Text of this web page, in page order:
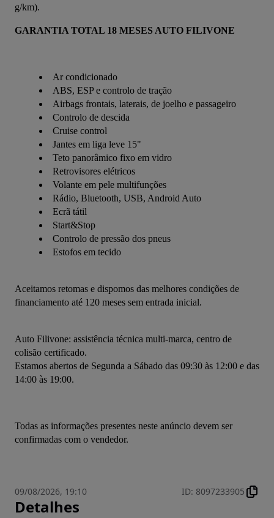
g/km).
GARANTIA TOTAL 18 MESES AUTO FILIVONE
Ar condicionado
ABS, ESP e controlo de tração
Airbags frontais, laterais, de joelho e passageiro
Controlo de descida
Cruise control
Jantes em liga leve 15"
Teto panorâmico fixo em vidro
Retrovisores elétricos
Volante em pele multifunções
Rádio, Bluetooth, USB, Android Auto
Ecrã tátil
Start&Stop
Controlo de pressão dos pneus
Estofos em tecido
Aceitamos retomas e dispomos das melhores condições de
financiamento até 120 meses sem entrada inicial.
Auto Filivone: assistência técnica multi-marca, centro de
colisão certificado.
Estamos abertos de Segunda a Sábado das 09:30 às 12:00 e das
14:00 às 19:00.
Todas as informações presentes neste anúncio devem ser
confirmadas com o vendedor.
09/08/2026, 19:10 ID: 8097233905
Detalhes